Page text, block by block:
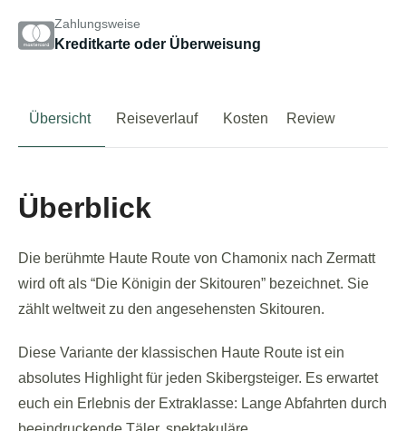
Zahlungsweise
Kreditkarte oder Überweisung
Übersicht Reiseverlauf Kosten Review
Überblick
Die berühmte Haute Route von Chamonix nach Zermatt
wird oft als “Die Königin der Skitouren” bezeichnet. Sie
zählt weltweit zu den angesehensten Skitouren.
Diese Variante der klassischen Haute Route ist ein
absolutes Highlight für jeden Skibergsteiger. Es erwartet
euch ein Erlebnis der Extraklasse: Lange Abfahrten durch